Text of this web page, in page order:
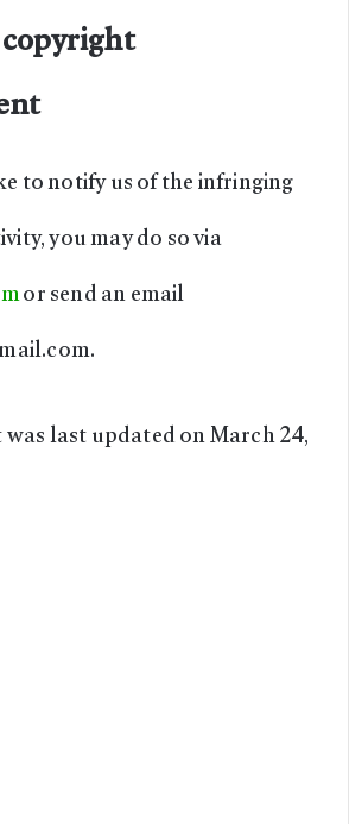
to notify us of the infringing
you may do so via
or send an email
.
last updated on March 24,